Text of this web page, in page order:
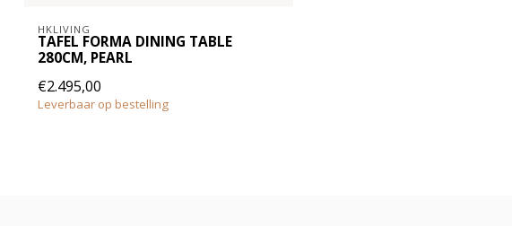
HKLIVING
TAFEL FORMA DINING TABLE
280CM, PEARL
€2.495,00
Leverbaar op bestelling